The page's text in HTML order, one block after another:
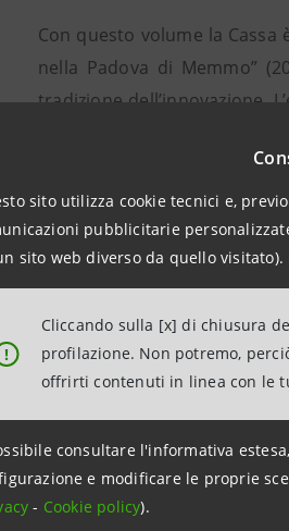
sito utilizza cookie tecnici e,
pubblicitarie
sito web diverso da quello
!
Cliccando sulla [x] di chiusura
profilazione. Non potremo,
offrirti contenuti in linea con le
consultare l'informativa
e modificare le proprie
- Cookie policy).
Con questo volume la
nella Padova di Memmo”
tradizione dell’innovazione.
Ha sottolineato il
opera, in particolare con
in gran parte anche nel
l'importante ruolo per lo
Intesa Sanpaolo
Rapporti con i Media –